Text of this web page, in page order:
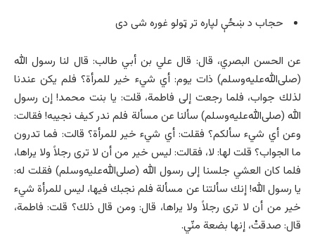
حجاب د ښځې لپاره تر ټولو غوره شی دی
عن الحسن البصري، قال: قال علي بن أبي طالب: قال لنا رسول الله
(صلی‌الله‌علیه‌وسلم) ذات يوم: أي شيء خير للمرأة؟ فلم يكن عندنا
لذلك جواب، فلما رجعت إلی فاطمة، قلت: يا بنت محمد! إن رسول
الله (صلی‌الله‌علیه‌وسلم) سألنا عن مسألة فلم ندر كيف نجيبه! فقالت:
وعن أي شيء سألكم؟ فقلت: أي شيء خير للمرأة؟ قالت: فما تدرون
ما الجواب؟ قلت لها: لا، فقالت: ليس خير من أن لا ترى رجلاً ولا يراها،
فلما كان العشي جلسنا إلی رسول الله (صلی‌الله‌علیه‌وسلم) فقلت له:
يا رسول الله! إنك سألتنا عن مسألة فلم نجبك فيها، ليس للمرأة شيء
خير من أن لا ترى رجلاً ولا يراها، قال: ومن قال ذلك؟ قلت: فاطمة،
قال: صدقتْ، إنها بضعة منّي.